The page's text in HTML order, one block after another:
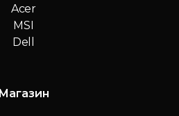
Acer
MSI
Dell
Магазин